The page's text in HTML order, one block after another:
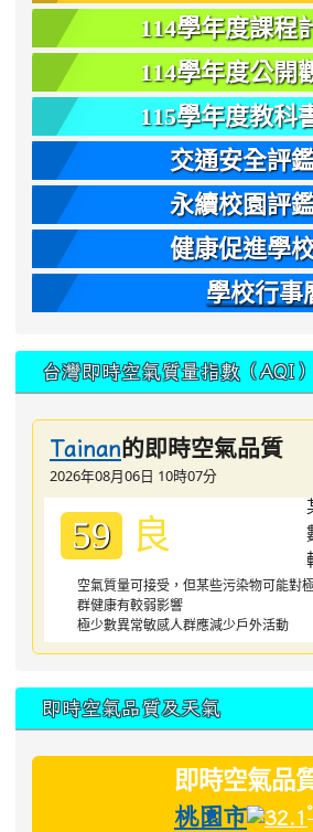
114學年度課
114學年度公
115學年度教科
交通安全評
永續校園評
健康促進學
學校行事
台灣即時空氣質量指數（AQI）
Tainan的即時空氣品質
2026年08月06日 10時07分
59 良
空氣質量可接受，但某些污染物可能對
群健康有較弱影響
極少數異常敏感人群應減少戶外活動
即時空氣品質及天氣
即時空氣品
桃園市 32.1